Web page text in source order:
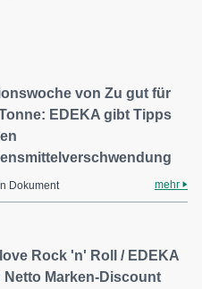
von Zu gut für
EDEKA gibt Tipps
Dokument mehr
Rock 'n' Roll / EDEKA
Netto Marken-Discount